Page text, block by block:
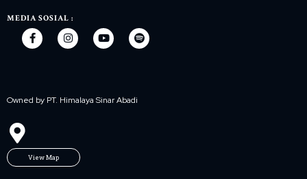
MEDIA SOSIAL :
Owned by PT. Himalaya Sinar Abadi
View Map